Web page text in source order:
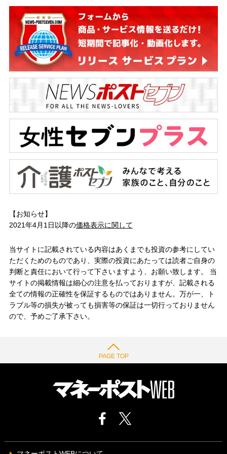
【お知らせ】
2021年4月1日以降の価格表示に関して
当サイトに記載されている内容はあくまでも投資の参考にしてい
ただくためのものであり、実際の投資にあたっては読者ご自身の
判断と責任において行って下さいますよう、お願い致します。 当
サイトの掲載情報は細心の注意を払っておりますが、記載される
全ての情報の正確性を保証するものではありません。万が一、ト
ラブル等の損失が被っても損害等の保証は一切行っておりません
ので、予めご了承下さい。
PAGE TOP